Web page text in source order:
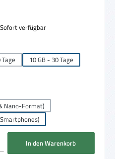
verfügbar
10 GB - 30 Tage
Nano-Format)
Wert ein oder benutze die Schaltflächen um
In den Warenkorb